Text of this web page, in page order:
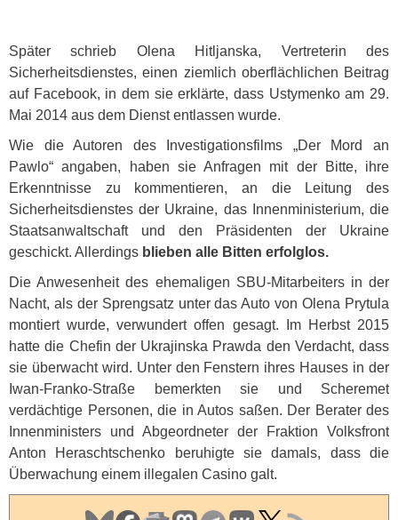
Später schrieb Olena Hitljanska, Vertreterin des
Sicherheitsdienstes, einen ziemlich oberflächlichen Beitrag
auf Facebook, in dem sie erklärte, dass Ustymenko am 29.
Mai 2014 aus dem Dienst entlassen wurde.
Wie die Autoren des Investigationsfilms „Der Mord an
Pawlo“ angaben, haben sie Anfragen mit der Bitte, ihre
Erkenntnisse zu kommentieren, an die Leitung des
Sicherheitsdienstes der Ukraine, das Innenministerium, die
Staatsanwaltschaft und den Präsidenten der Ukraine
geschickt. Allerdings blieben alle Bitten erfolglos.
Die Anwesenheit des ehemaligen SBU-Mitarbeiters in der
Nacht, als der Sprengsatz unter das Auto von Olena Prytula
montiert wurde, verwundert offen gesagt. Im Herbst 2015
hatte die Chefin der Ukrajinska Prawda den Verdacht, dass
sie überwacht wird. Unter den Fenstern ihres Hauses in der
Iwan-Franko-Straße bemerkten sie und Scheremet
verdächtige Personen, die in Autos saßen. Der Berater des
Innenministers und Abgeordneter der Fraktion Volksfront
Anton Heraschtschenko beruhigte sie damals, dass die
Überwachung einem illegalen Casino galt.